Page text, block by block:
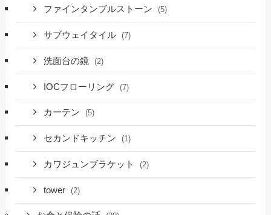
ファインタンブルストーン (5)
サブウェイタイル (7)
洗面台の鏡 (2)
IOCフローリング (7)
カーテン (5)
セカンドキッチン (1)
カワジュンブラケット (2)
tower (2)